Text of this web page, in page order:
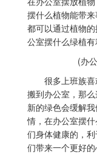
摆什么植物能带
都可以通过植物
公室摆什么绿植有
(办
很多上班族喜
搬到办公室，那
新的绿色会缓解
情，在办公室摆
们身体健康的，
们带来一个更好的